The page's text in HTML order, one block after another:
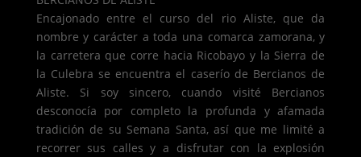
Encajonado entre el curso del rio Aliste, que da
nombre y carácter a toda una comarca zamorana, y
la carretera que corre hacia Ricobayo y la Sierra de
la Culebra se encuentra el caserío de Bercianos de
Aliste. Si soy sincero, cuando visité Bercianos
desconocía por completo la profunda y afamada
tradición de su Semana Santa, así que me limité a
recorrer sus calles y a disfrutar con la explosión